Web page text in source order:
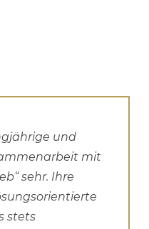
und
mit
sehr. Ihre
stets